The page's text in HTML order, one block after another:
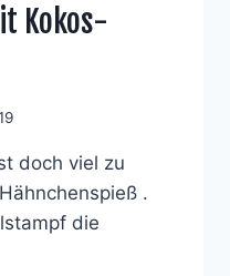
Kokos-
doch viel zu
.
die